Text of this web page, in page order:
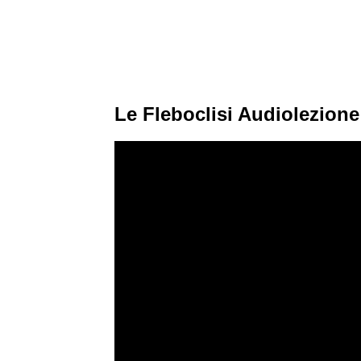
Le Fleboclisi Audiolezione